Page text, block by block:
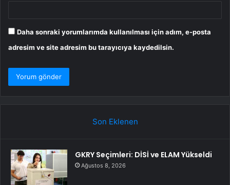
Daha sonraki yorumlarımda kullanılması için adım, e-posta
adresim ve site adresim bu tarayıcıya kaydedilsin.
Son Eklenen
GKRY Seçimleri: DİSİ ve ELAM Yükseldi
Ağustos 8, 2026